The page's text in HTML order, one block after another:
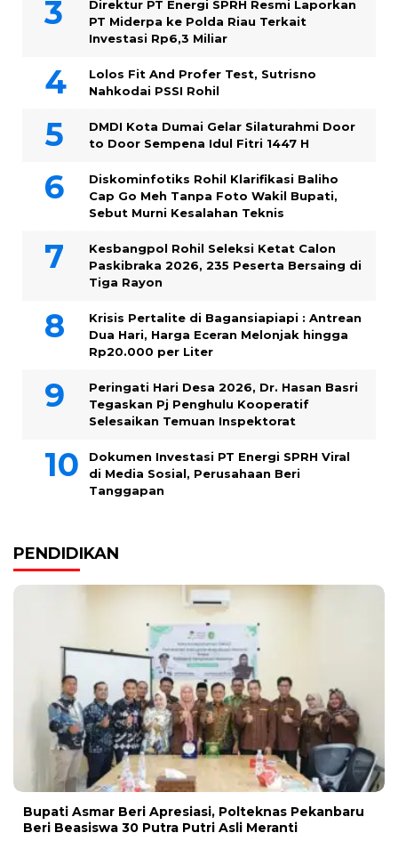
Direktur PT Energi SPRH Resmi Laporkan
PT Miderpa ke Polda Riau Terkait
Investasi Rp6,3 Miliar
Lolos Fit And Profer Test, Sutrisno
Nahkodai PSSI Rohil
DMDI Kota Dumai Gelar Silaturahmi Door
to Door Sempena Idul Fitri 1447 H
Diskominfotiks Rohil Klarifikasi Baliho
Cap Go Meh Tanpa Foto Wakil Bupati,
Sebut Murni Kesalahan Teknis
Kesbangpol Rohil Seleksi Ketat Calon
Paskibraka 2026, 235 Peserta Bersaing di
Tiga Rayon
Krisis Pertalite di Bagansiapiapi : Antrean
Dua Hari, Harga Eceran Melonjak hingga
Rp20.000 per Liter
Peringati Hari Desa 2026, Dr. Hasan Basri
Tegaskan Pj Penghulu Kooperatif
Selesaikan Temuan Inspektorat
Dokumen Investasi PT Energi SPRH Viral
di Media Sosial, Perusahaan Beri
Tanggapan
PENDIDIKAN
Bupati Asmar Beri Apresiasi, Polteknas Pekanbaru
Beri Beasiswa 30 Putra Putri Asli Meranti